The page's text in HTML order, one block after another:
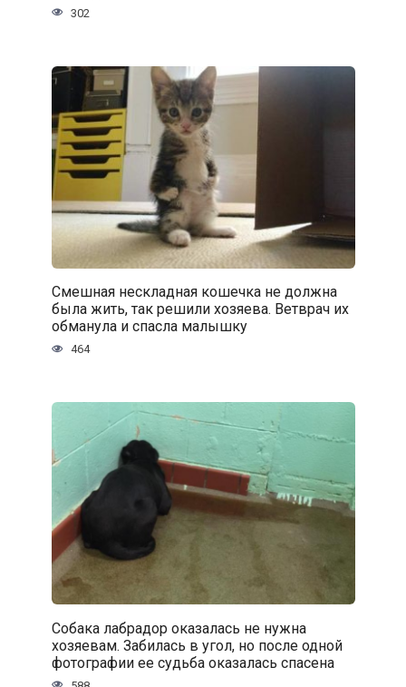
302
Смешная нескладная кошечка не должна
была жить, так решили хозяева. Ветврач их
обманула и спасла малышку
464
Собака лабрадор оказалась не нужна
хозяевам. Забилась в угол, но после одной
фотографии ее судьба оказалась спасена